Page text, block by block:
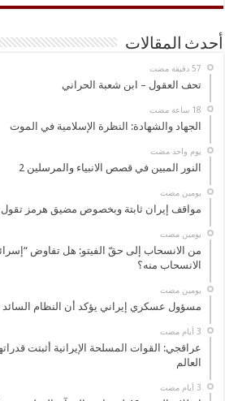
أحدث المقالات
تحف العقول – ابن شعبة الحراني
الجهاد والشهادة: النظرة الإسلامية في الموت
‏يوم واحد مضت
النور المبين في قصص الانبياء والمرسلين 2
‏يومين مضت
مواقف إيران ثابتة وبخصوص مضيق هرمز تقول
‏يومين مضت
من الانسحاب إلى حقّ الفيتو: هل تفاوض
الانسحاب منه؟
‏يومين مضت
مسؤول عسكري إيراني يؤكد أن النظام
عراقجي: القوات المسلحة الإيرانية أثبتت
العالم